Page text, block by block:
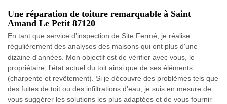
Une réparation de toiture remarquable à Saint
Amand Le Petit 87120
En tant que service d’inspection de Site Fermé, je réalise
régulièrement des analyses des maisons qui ont plus d'une
dizaine d'années. Mon objectif est de vérifier avec vous, le
propriétaire, l'état actuel du toit ainsi que de ses éléments
(charpente et revêtement). Si je découvre des problèmes tels que
des fuites de toit ou des infiltrations d'eau, je suis en mesure de
vous suggérer les solutions les plus adaptées et de vous fournir